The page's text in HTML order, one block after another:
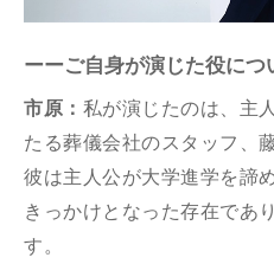
ーーご自身が演じた役につ
市原： 私が演じたのは、主
たる葬儀会社のスタッフ、
彼は主⼈公が⼤学進学を諦
きっかけとなった存在であ
す。